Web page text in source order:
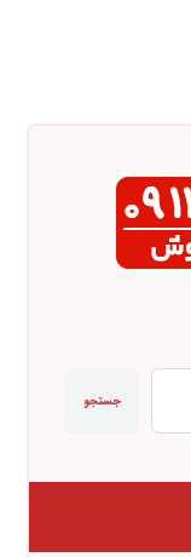
جستجو